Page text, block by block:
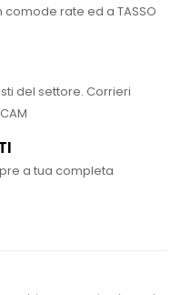
rate ed a TASSO
del settore. Corrieri
a tua completa